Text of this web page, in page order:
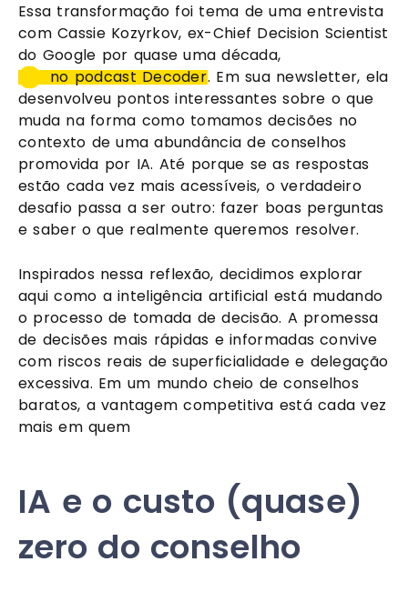
Essa transformação foi tema de uma entrevista
com Cassie Kozyrkov, ex-Chief Decision Scientist
do Google por quase uma década,
no podcast Decoder. Em sua newsletter, ela
desenvolveu pontos interessantes sobre o que
muda na forma como tomamos decisões no
contexto de uma abundância de conselhos
promovida por IA. Até porque se as respostas
estão cada vez mais acessíveis, o verdadeiro
desafio passa a ser outro: fazer boas perguntas
e saber o que realmente queremos resolver.
Inspirados nessa reflexão, decidimos explorar
aqui como a inteligência artificial está mudando
o processo de tomada de decisão. A promessa
de decisões mais rápidas e informadas convive
com riscos reais de superficialidade e delegação
excessiva. Em um mundo cheio de conselhos
baratos, a vantagem competitiva está cada vez
mais em quem
IA e o custo (quase)
zero do conselho